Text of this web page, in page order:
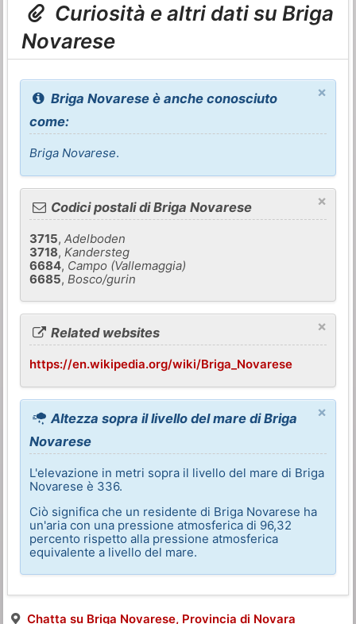
Curiosità e altri dati su Briga
Novarese
×
Briga Novarese è anche conosciuto
come:
Briga Novarese.
×
Codici postali di Briga Novarese
3715,Adelboden
3718, Kandersteg
6684, Campo (Vallemaggia)
6685, Bosco/gurin
×
Related websites
https://en.wikipedia.org/wiki/Briga_Novarese
×
Altezza sopra il livello del mare di Briga
Novarese
L'elevazione in metri sopra il livello del mare di Briga
Novarese è 336.
Ciò significa che un residente di Briga Novarese ha
un'aria con una pressione atmosferica di 96,32
percento rispetto alla pressione atmosferica
equivalente a livello del mare.
Chatta su Briga Novarese, Provincia di Novara